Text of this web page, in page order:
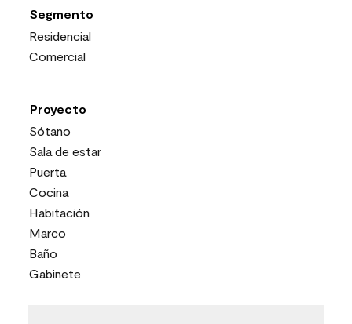
Segmento
Residencial
Comercial
Proyecto
Sótano
Sala de estar
Puerta
Cocina
Habitación
Marco
Baño
Gabinete